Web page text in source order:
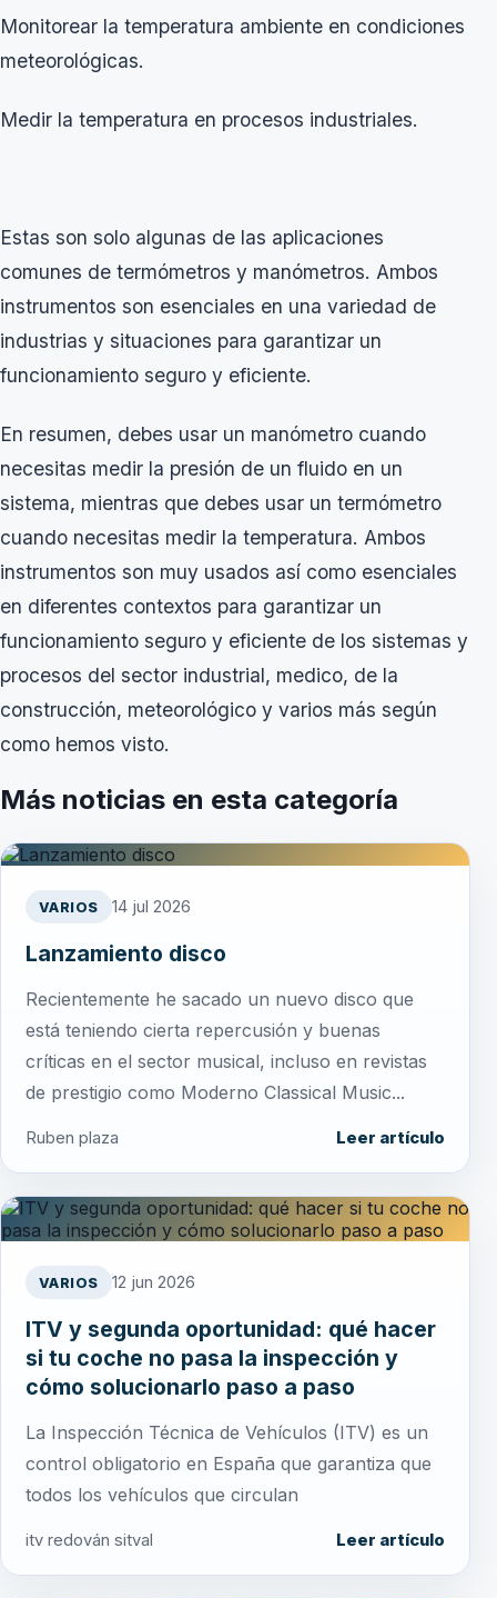
Monitorear la temperatura ambiente en condiciones
meteorológicas.
Medir la temperatura en procesos industriales.
Estas son solo algunas de las aplicaciones
comunes de termómetros y manómetros. Ambos
instrumentos son esenciales en una variedad de
industrias y situaciones para garantizar un
funcionamiento seguro y eficiente.
En resumen, debes usar un manómetro cuando
necesitas medir la presión de un fluido en un
sistema, mientras que debes usar un termómetro
cuando necesitas medir la temperatura. Ambos
instrumentos son muy usados así como esenciales
en diferentes contextos para garantizar un
funcionamiento seguro y eficiente de los sistemas y
procesos del sector industrial, medico, de la
construcción, meteorológico y varios más según
como hemos visto.
Más noticias en esta categoría
VARIOS 14 jul 2026
Lanzamiento disco
Recientemente he sacado un nuevo disco que
está teniendo cierta repercusión y buenas
críticas en el sector musical, incluso en revistas
de prestigio como Moderno Classical Music...
Ruben plaza Leer artículo
VARIOS 12 jun 2026
ITV y segunda oportunidad: qué hacer
si tu coche no pasa la inspección y
cómo solucionarlo paso a paso
La Inspección Técnica de Vehículos (ITV) es un
control obligatorio en España que garantiza que
todos los vehículos que circulan
itv redován sitval Leer artículo